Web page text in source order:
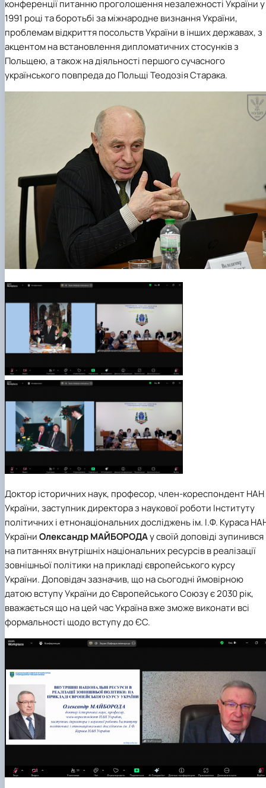
конференції питанню проголошення незалежності України у
1991 році та боротьбі за міжнародне визнання України,
проблемам відкриття посольств України в інших державах, з
акцентом на встановлення дипломатичних стосунків з
Польщею, а також на діяльності першого сучасного
українського повпреда до Польщі Теодозія Старака.
Доктор історичних наук, професор, член-кореспондент НАН
України, заступник директора з наукової роботи Інституту
політичних і етнонаціональних досліджень ім. І.Ф. Кураса
УкраїниОлександр МАЙБОРОДАу своїй доповіді зупинився
на питаннях внутрішніх національних ресурсів в реалізації
зовнішньої політики на прикладі європейського курсу
України. Доповідач зазначив, що на сьогодні ймовірною
датою вступу України до Європейського Союзу є 2030 рік,
вважається що на цей час Україна вже зможе виконати всі
формальності щодо вступу до ЄС.